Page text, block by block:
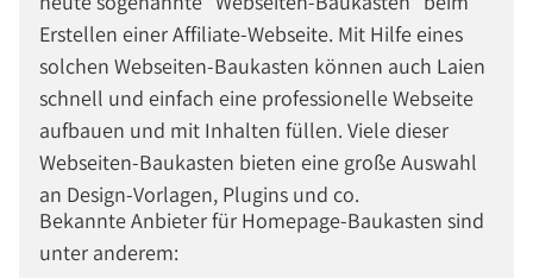
Erstellen einer Affiliate-Webseite. Mit Hilfe eines
solchen Webseiten-Baukasten können auch Laien
schnell und einfach eine professionelle Webseite
aufbauen und mit Inhalten füllen. Viele dieser
Webseiten-Baukasten bieten eine große Auswahl
an Design-Vorlagen, Plugins und co.
Bekannte Anbieter für Homepage-Baukasten sind
unter anderem: